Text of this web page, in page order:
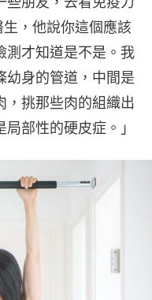
，他說你這個應該
測才知道是不是。我
幼身的管道，中間是
，挑那些肉的組織出
部性的硬皮症。」